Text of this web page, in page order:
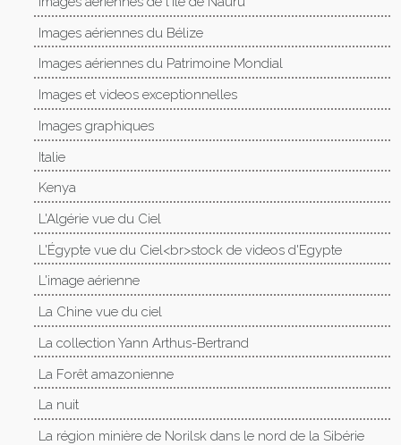
Images aériennes du Bélize
Images aériennes du Patrimoine Mondial
Images et videos exceptionnelles
Images graphiques
Italie
Kenya
L'Algérie vue du Ciel
L'Égypte vue du Ciel<br>stock de videos d'Egypte
L'image aérienne
La Chine vue du ciel
La collection Yann Arthus-Bertrand
La Forêt amazonienne
La nuit
La région minière de Norilsk dans le nord de la Sibérie